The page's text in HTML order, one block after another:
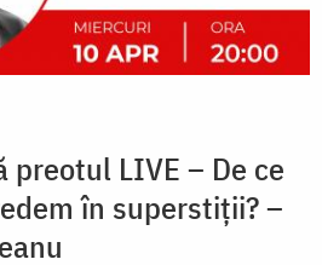
LIVE – De ce
în superstiții? –